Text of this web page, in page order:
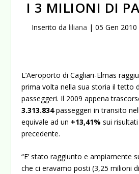
I 3 MILIONI DI
Inserito da liliana | 05 Gen 2010
L’Aeroporto di Cagliari-Elmas
prima volta nella sua storia il tetto
passeggeri. Il 2009 appena
3.313.834passeggeri in transito
equivale ad un +13,41% sui risultati
precedente.
“E’ stato raggiunto e ampiamente
che ci eravamo posti (3,25 milioni